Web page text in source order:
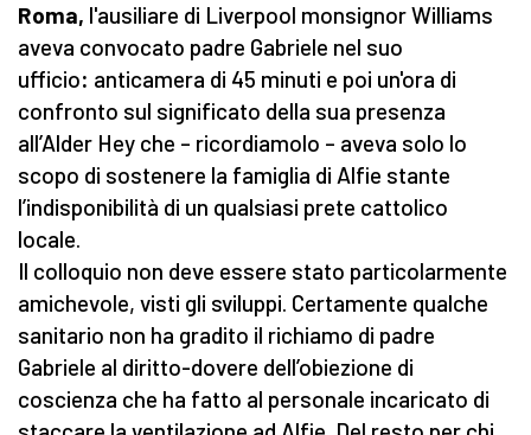
Roma, l'ausiliare di Liverpool monsignor Williams
aveva convocato padre Gabriele nel suo
ufficio: anticamera di 45 minuti e poi un'ora di
confronto sul significato della sua presenza
all’Alder Hey che – ricordiamolo – aveva solo lo
scopo di sostenere la famiglia di Alfie stante
l’indisponibilità di un qualsiasi prete cattolico
locale.
Il colloquio non deve essere stato particolarmente
amichevole, visti gli sviluppi. Certamente qualche
sanitario non ha gradito il richiamo di padre
Gabriele al diritto-dovere dell’obiezione di
coscienza che ha fatto al personale incaricato di